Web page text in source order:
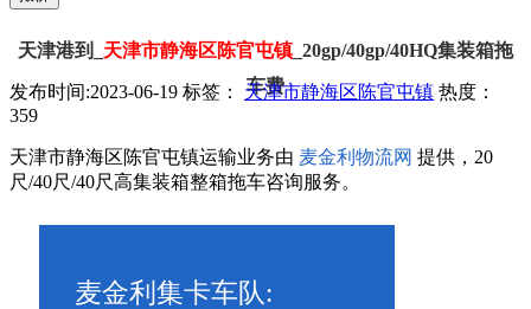
天津港到_ 天津市静海区陈官屯镇 _20gp/40gp/40HQ集装箱拖
车费
发布时间:2023-06-19 标签： 天津市静海区陈官屯镇 热度：
359
天津市静海区陈官屯镇运输业务由 麦金利物流网 提供，20
尺/40尺/40尺高集装箱整箱拖车咨询服务。
麦金利集卡车队: